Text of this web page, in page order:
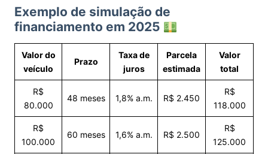
Exemplo de simulação de
financiamento em 2025
Valor do
veículo
Prazo
Taxa de
juros
Parcela
estimada
Valor
total
R$
80.000
48 meses 1,8% a.m. R$ 2.450
R$
118.000
R$
100.000
60 meses 1,6% a.m. R$ 2.500
R$
125.000